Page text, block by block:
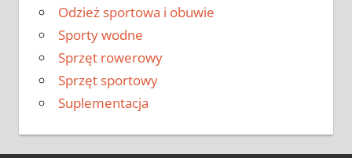
Odzież sportowa i obuwie
Sporty wodne
Sprzęt rowerowy
Sprzęt sportowy
Suplementacja